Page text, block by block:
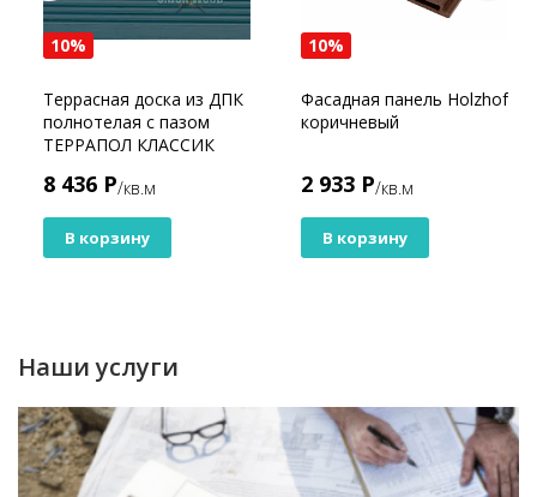
10%
Террасная доска из ДПК
полнотелая с пазом
ТЕРРАПОЛ КЛАССИК
8 436 Р/кв.м
В корзину
10%
Фасадная панель Holzhof
коричневый
2 933 Р/кв.м
В корзину
Наши услуги